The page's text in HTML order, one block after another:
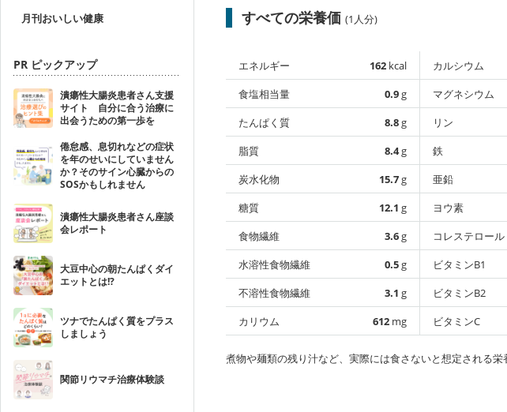
月刊おいしい健康
PR ピックアップ
潰瘍性大腸炎患者さん支援
サイト 自分に合う治療に
出会うための第一歩を
倦怠感、息切れなどの症状
を年のせいにしていません
か？そのサイン心臓からの
SOSかもしれません
潰瘍性大腸炎患者さん座談
会レポート
大豆中心の朝たんぱくダイ
エットとは!?
ツナでたんぱく質をプラス
しましょう
関節リウマチ治療体験談
すべての栄養価 (1人分)
エネルギー 162 kcal
食塩相当量
0.9g
たんぱく質
8.8g
脂質
8.4g
炭水化物
15.7g
糖質
12.1 g
食物繊維
3.6g
水溶性食物繊維
0.5g
不溶性食物繊維
3.1 g
カリウム
612 mg
カルシウム
マグネシウム
リン
鉄
亜鉛
ヨウ素
コレステロール
ビタミンB1
ビタミンB2
ビタミンC
煮物や麺類の残り汁など、実際には食さないと想定される栄